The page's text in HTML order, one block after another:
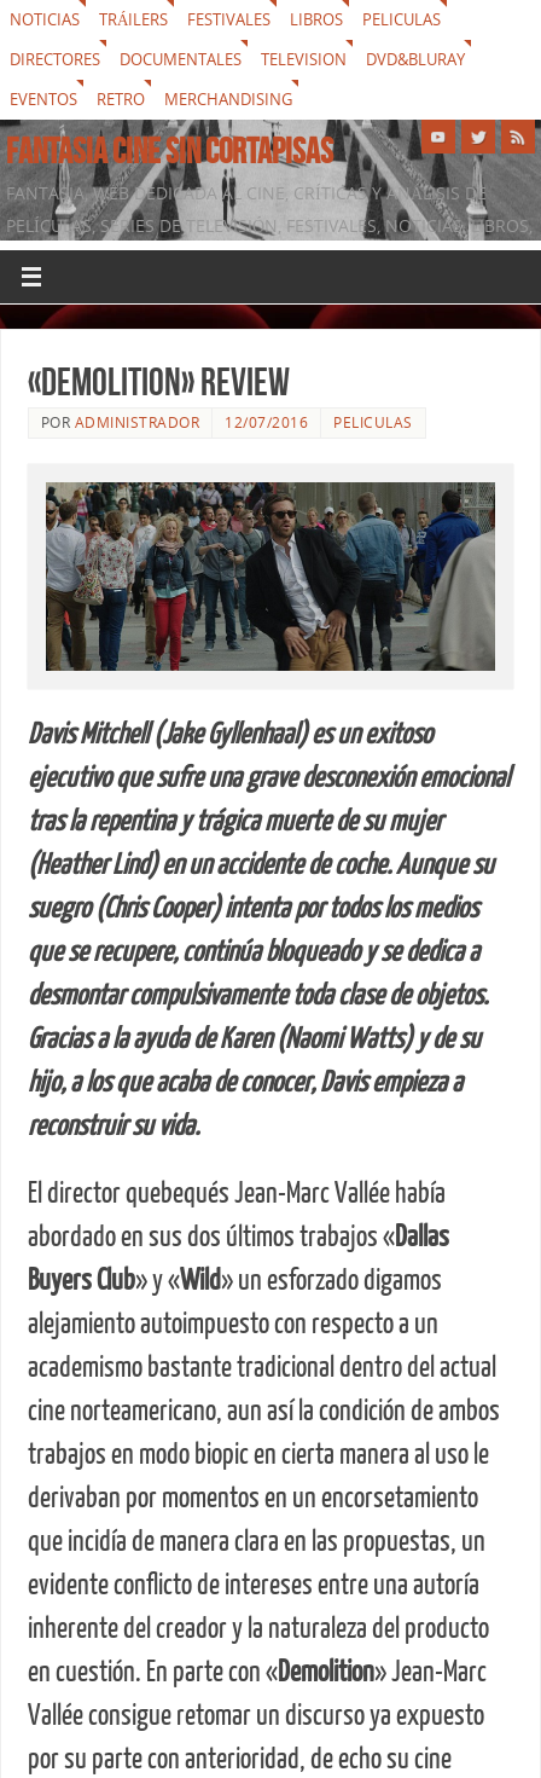
NOTICIAS TRÁILERS FESTIVALES LIBROS
PELICULAS
DIRECTORES
DOCUMENTALES TELEVISION
DVD&BLURAY
EVENTOS
RETRO MERCHANDISING
FANTASIA CINE SIN CORTAPISAS
FANTASIA, WEB DEDICADA AL CINE, CRÍTICAS Y ANÁLISIS DE
PELÍCULAS, SERIES DE TELEVISIÓN, FESTIVALES, NOTICIAS, LIBROS,
DVD & BLURAY, MERCHANDISING Y TODO LO QUE RODEA AL
SÉPTIMO ARTE
«Demolition» review
POR ADMINISTRADOR 12/07/2016 PELICULAS
Davis Mitchell (Jake Gyllenhaal) es un exitoso
ejecutivo que sufre una grave desconexión emocional
tras la repentina y trágica muerte de su mujer
(Heather Lind) en un accidente de coche. Aunque su
suegro (Chris Cooper) intenta por todos los medios
que se recupere, continúa bloqueado y se dedica a
desmontar compulsivamente toda clase de objetos.
Gracias a la ayuda de Karen (Naomi Watts) y de su
hijo, a los que acaba de conocer, Davis empieza a
reconstruir su vida.
El director quebequés Jean-Marc Vallée había
abordado en sus dos últimos trabajos «Dallas
Buyers Club» y «Wild» un esforzado digamos
alejamiento autoimpuesto con respecto a un
academismo bastante tradicional dentro del actual
cine norteamericano, aun así la condición de ambos
trabajos en modo biopic en cierta manera al uso le
derivaban por momentos en un encorsetamiento
que incidía de manera clara en las propuestas, un
evidente conflicto de intereses entre una autoría
inherente del creador y la naturaleza del producto
en cuestión. En parte con «Demolition» Jean-Marc
Vallée consigue retomar un discurso ya expuesto
por su parte con anterioridad, de echo su cine